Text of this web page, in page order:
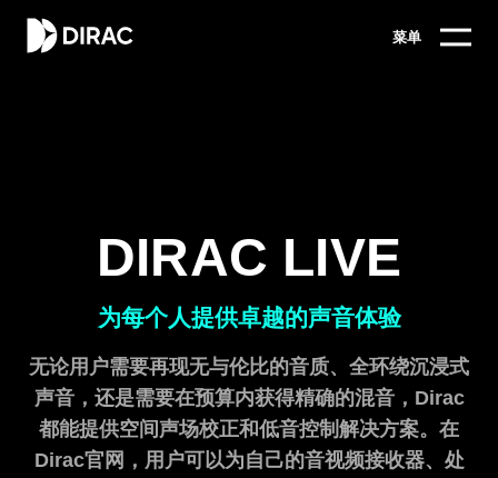
菜单
DIRAC LIVE
为每个人提供卓越的声音体验
无论用户需要再现无与伦比的音质、全环绕沉浸式
声音，还是需要在预算内获得精确的混音，Dirac
都能提供空间声场校正和低音控制解决方案。在
Dirac官网，用户可以为自己的音视频接收器、处